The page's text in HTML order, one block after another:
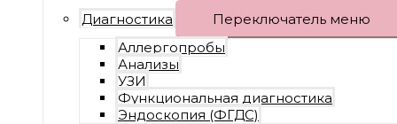
Диагностика
Переключатель меню
Аллергопробы
Анализы
УЗИ
Функциональная диагностика
Эндоскопия (ФГДС)